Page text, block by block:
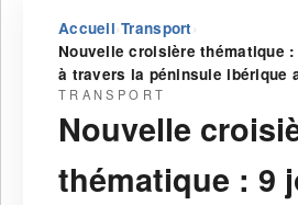
Accueil›Transport ›
Nouvelle croisière thématique :
à travers la péninsule ibérique
TRANSPORT
Nouvelle
thématique : 9